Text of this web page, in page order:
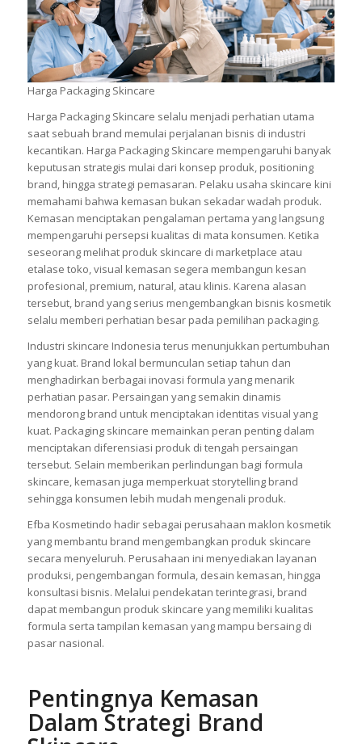
Harga Packaging Skincare
Harga Packaging Skincare selalu menjadi perhatian utama
saat sebuah brand memulai perjalanan bisnis di industri
kecantikan. Harga Packaging Skincare mempengaruhi banyak
keputusan strategis mulai dari konsep produk, positioning
brand, hingga strategi pemasaran. Pelaku usaha skincare kini
memahami bahwa kemasan bukan sekadar wadah produk.
Kemasan menciptakan pengalaman pertama yang langsung
mempengaruhi persepsi kualitas di mata konsumen. Ketika
seseorang melihat produk skincare di marketplace atau
etalase toko, visual kemasan segera membangun kesan
profesional, premium, natural, atau klinis. Karena alasan
tersebut, brand yang serius mengembangkan bisnis kosmetik
selalu memberi perhatian besar pada pemilihan packaging.
Industri skincare Indonesia terus menunjukkan pertumbuhan
yang kuat. Brand lokal bermunculan setiap tahun dan
menghadirkan berbagai inovasi formula yang menarik
perhatian pasar. Persaingan yang semakin dinamis
mendorong brand untuk menciptakan identitas visual yang
kuat. Packaging skincare memainkan peran penting dalam
menciptakan diferensiasi produk di tengah persaingan
tersebut. Selain memberikan perlindungan bagi formula
skincare, kemasan juga memperkuat storytelling brand
sehingga konsumen lebih mudah mengenali produk.
Efba Kosmetindo hadir sebagai perusahaan maklon kosmetik
yang membantu brand mengembangkan produk skincare
secara menyeluruh. Perusahaan ini menyediakan layanan
produksi, pengembangan formula, desain kemasan, hingga
konsultasi bisnis. Melalui pendekatan terintegrasi, brand
dapat membangun produk skincare yang memiliki kualitas
formula serta tampilan kemasan yang mampu bersaing di
pasar nasional.
Pentingnya Kemasan
Dalam Strategi Brand